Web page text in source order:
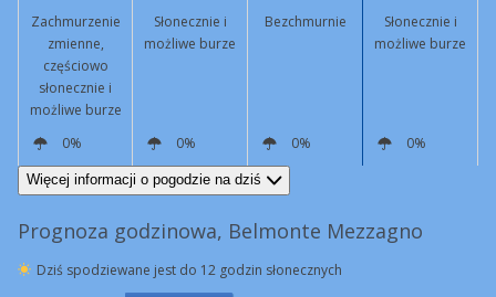
Zachmurzenie
zmienne,
częściowo
słonecznie i
możliwe burze
Słonecznie i
możliwe burze
Bezchmurnie
Słonecznie i
możliwe burze
0% 0% 0%
0%
NE
10 km/h NE
5 km/h
Więcej informacji o pogodzie na dziś
Prognoza godzinowa, Belmonte Mezzagno
Dziś spodziewane jest do 12 godzin słonecznych